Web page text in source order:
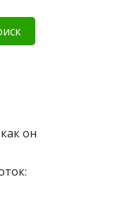
он